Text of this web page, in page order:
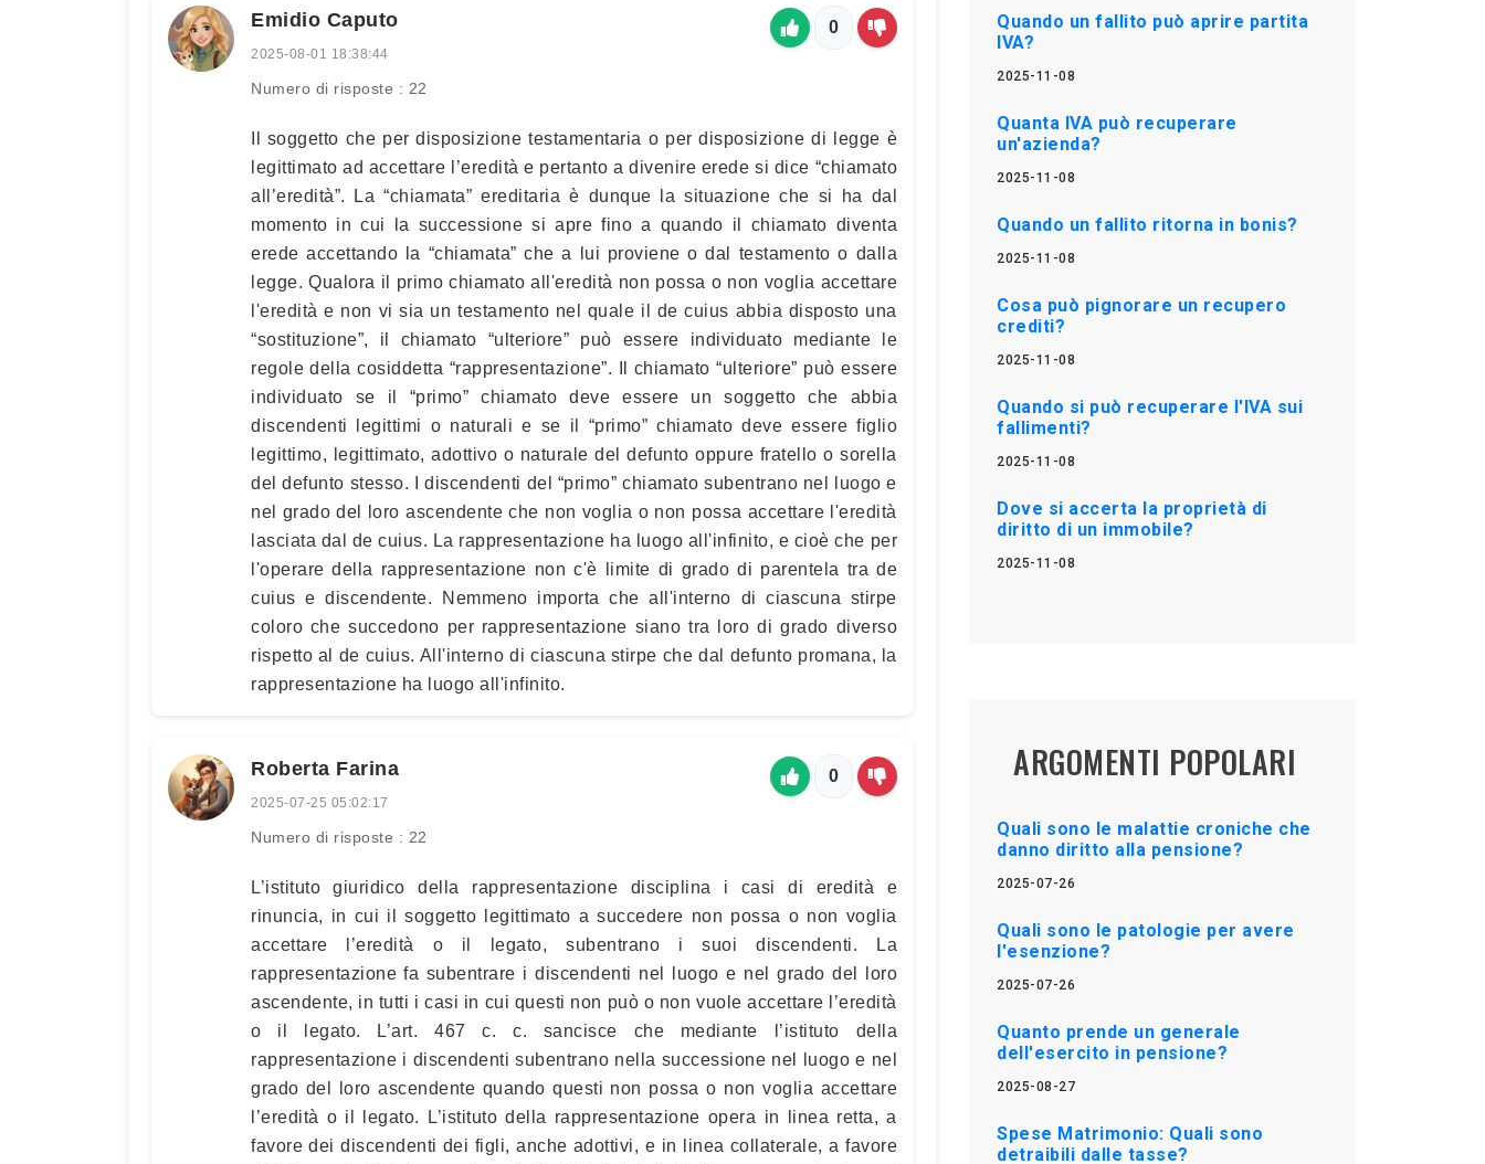
Emidio Caputo
2025-08-01 18:38:44
Numero di risposte : 22
0
Il soggetto che per disposizione testamentaria o per disposizione di legge è
legittimato ad accettare l’eredità e pertanto a divenire erede si dice “chiamato
all’eredità”. La “chiamata” ereditaria è dunque la situazione che si ha dal
momento in cui la successione si apre fino a quando il chiamato diventa
erede accettando la “chiamata” che a lui proviene o dal testamento o dalla
legge. Qualora il primo chiamato all'eredità non possa o non voglia accettare
l'eredità e non vi sia un testamento nel quale il de cuius abbia disposto una
“sostituzione”, il chiamato “ulteriore” può essere individuato mediante le
regole della cosiddetta “rappresentazione”. Il chiamato “ulteriore” può essere
individuato se il “primo” chiamato deve essere un soggetto che abbia
discendenti legittimi o naturali e se il “primo” chiamato deve essere figlio
legittimo, legittimato, adottivo o naturale del defunto oppure fratello o sorella
del defunto stesso. I discendenti del “primo” chiamato subentrano nel luogo e
nel grado del loro ascendente che non voglia o non possa accettare l'eredità
lasciata dal de cuius. La rappresentazione ha luogo all'infinito, e cioè che per
l'operare della rappresentazione non c'è limite di grado di parentela tra de
cuius e discendente. Nemmeno importa che all'interno di ciascuna stirpe
coloro che succedono per rappresentazione siano tra loro di grado diverso
rispetto al de cuius. All'interno di ciascuna stirpe che dal defunto promana, la
rappresentazione ha luogo all'infinito.
Roberta Farina
2025-07-25 05:02:17
Numero di risposte : 22
0
L’istituto giuridico della rappresentazione disciplina i casi di eredità e
rinuncia, in cui il soggetto legittimato a succedere non possa o non voglia
accettare l’eredità o il legato, subentrano i suoi discendenti. La
rappresentazione fa subentrare i discendenti nel luogo e nel grado del loro
ascendente, in tutti i casi in cui questi non può o non vuole accettare l’eredità
o il legato. L’art. 467 c. c. sancisce che mediante l’istituto della
rappresentazione i discendenti subentrano nella successione nel luogo e nel
grado del loro ascendente quando questi non possa o non voglia accettare
l’eredità o il legato. L’istituto della rappresentazione opera in linea retta, a
favore dei discendenti dei figli, anche adottivi, e in linea collaterale, a favore
Quando un fallito può aprire partita
IVA?
2025-11-08
Quanta IVA può recuperare
un'azienda?
2025-11-08
Quando un fallito ritorna in bonis?
2025-11-08
Cosa può pignorare un recupero
crediti?
2025-11-08
Quando si può recuperare l'IVA sui
fallimenti?
2025-11-08
Dove si accerta la proprietà di
diritto di un immobile?
2025-11-08
ARGOMENTI POPOLARI
Quali sono le malattie croniche che
danno diritto alla pensione?
2025-07-26
Quali sono le patologie per avere
l'esenzione?
2025-07-26
Quanto prende un generale
dell'esercito in pensione?
2025-08-27
Spese Matrimonio: Quali sono
detraibili dalle tasse?